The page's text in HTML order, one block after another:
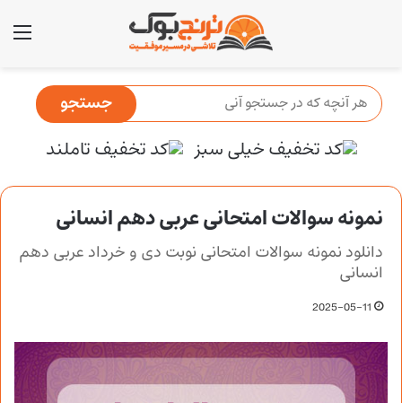
نمونه سوالات امتحانی عربی دهم انسانی
دانلود نمونه سوالات امتحانی نوبت دی و خرداد عربی دهم
انسانی
2025-05-11